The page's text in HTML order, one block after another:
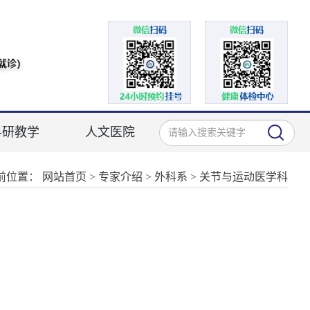
教学 人文医院
位置： 网站首页 > 专家介绍 > 外科系 > 关节与运动医学科